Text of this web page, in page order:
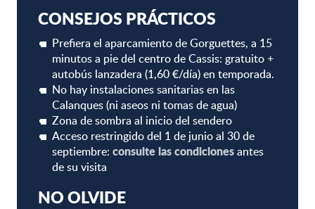
CONSEJOS PRÁCTICOS
Prefiera el aparcamiento de Gorguettes, a 15
minutos a pie del centro de Cassis: gratuito +
autobús lanzadera (1,60 €/día) en temporada.
No hay instalaciones sanitarias en las
Calanques (ni aseos ni tomas de agua)
Zona de sombra al inicio del sendero
Acceso restringido del 1 de junio al 30 de
septiembre: consulte las condicionesantes
de su visita
NO OLVIDE